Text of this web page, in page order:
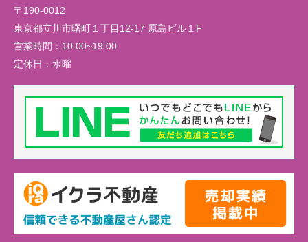
〒190-0012
東京都立川市曙町１丁目12-17 原島ビル１F
営業時間： 10:00~19:00
定休日： 水曜